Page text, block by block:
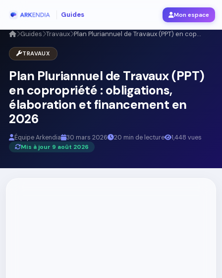
Guides Mon espace
Guides Travaux Plan Pluriannuel de Travaux (PPT) en cop...
TRAVAUX
Plan Pluriannuel de Travaux (PPT)
en copropriété : obligations,
élaboration et financement en
2026
Équipe Arkendia 30 mars 2026 20 min de lecture
1,448 vues
Mis à jour 9 août 2026